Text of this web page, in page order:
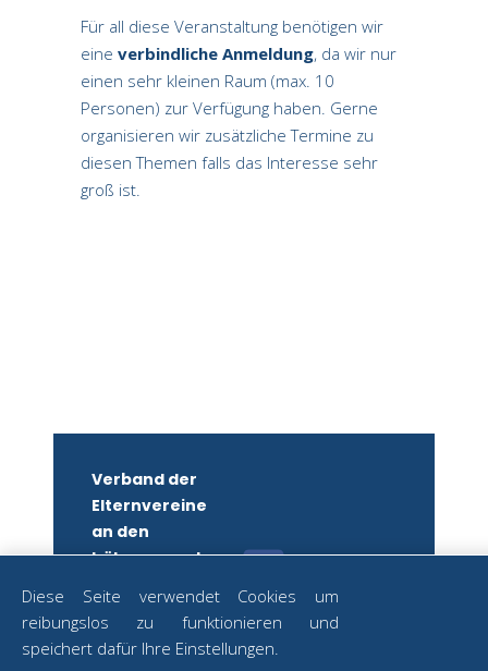
Für all diese Veranstaltung benötigen wir
eine verbindliche Anmeldung, da wir nur
einen sehr kleinen Raum (max. 10
Personen) zur Verfügung haben. Gerne
organisieren wir zusätzliche Termine zu
diesen Themen falls das Interesse sehr
groß ist.
Verband der
Elternvereine
an den
höheren und
Diese Seite verwendet Cookies um
reibungslos zu funktionieren und
speichert dafür Ihre Einstellungen.